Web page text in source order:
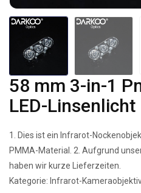
58 mm 3-in-1
LED-Linsenlicht
1. Dies ist ein Infrarot-
PMMA-Material. 2. Aufgrund
haben wir kurze Lieferzeiten.
Kategorie: Infrarot-